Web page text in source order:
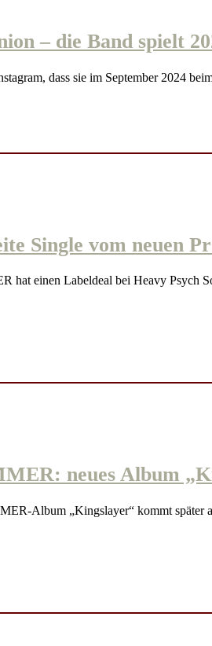
– die Band spielt
dass sie im September 2024
Single vom neuen
hat einen Labeldeal bei Heavy Psych
neues Album
Album „Kingslayer“ kommt später